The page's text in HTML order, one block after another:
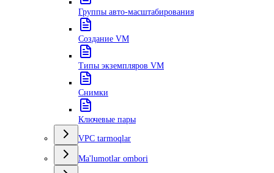
Группы авто-масштабирования
Создание VM
Типы экземпляров VM
Снимки
Ключевые пары
VPC tarmoqlar
Ma'lumotlar ombori